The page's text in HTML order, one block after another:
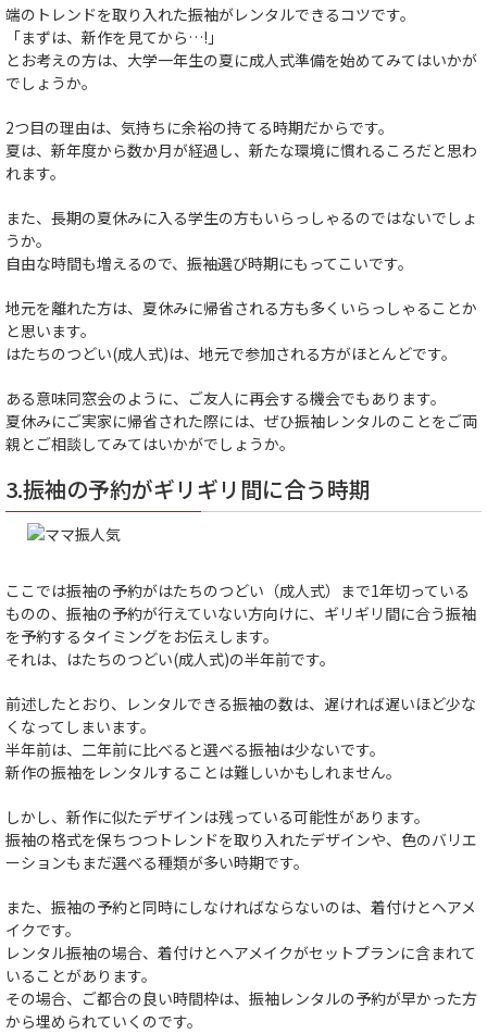
端のトレンドを取り入れた振袖がレンタルできるコツです。
「まずは、新作を見てから…!」
とお考えの方は、大学一年生の夏に成人式準備を始めてみてはいかが
でしょうか。
2つ目の理由は、気持ちに余裕の持てる時期だからです。
夏は、新年度から数か月が経過し、新たな環境に慣れるころだと思わ
れます。
また、長期の夏休みに入る学生の方もいらっしゃるのではないでしょ
うか。
自由な時間も増えるので、振袖選び時期にもってこいです。
地元を離れた方は、夏休みに帰省される方も多くいらっしゃることか
と思います。
はたちのつどい(成人式)は、地元で参加される方がほとんどです。
ある意味同窓会のように、ご友人に再会する機会でもあります。
夏休みにご実家に帰省された際には、ぜひ振袖レンタルのことをご両
親とご相談してみてはいかがでしょうか。
3.振袖の予約がギリギリ間に合う時期
ここでは振袖の予約がはたちのつどい（成人式）まで1年切っている
ものの、振袖の予約が行えていない方向けに、ギリギリ間に合う振袖
を予約するタイミングをお伝えします。
それは、はたちのつどい(成人式)の半年前です。
前述したとおり、レンタルできる振袖の数は、遅ければ遅いほど少な
くなってしまいます。
半年前は、二年前に比べると選べる振袖は少ないです。
新作の振袖をレンタルすることは難しいかもしれません。
しかし、新作に似たデザインは残っている可能性があります。
振袖の格式を保ちつつトレンドを取り入れたデザインや、色のバリエ
ーションもまだ選べる種類が多い時期です。
また、振袖の予約と同時にしなければならないのは、着付けとヘアメ
イクです。
レンタル振袖の場合、着付けとヘアメイクがセットプランに含まれて
いることがあります。
その場合、ご都合の良い時間枠は、振袖レンタルの予約が早かった方
から埋められていくのです。